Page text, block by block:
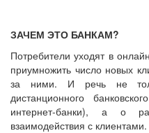
ЗАЧЕМ ЭТО БАНКАМ?
Потребители уходят в
приумножить число новых
за ними. И речь не
дистанционного
интернет-банки), а о
взаимодействия с клиентами.